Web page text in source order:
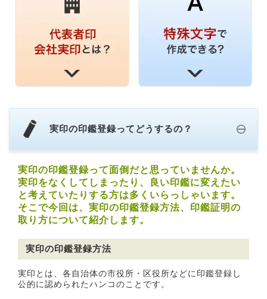
実印の印鑑登録ってどうするの？
実印の印鑑登録って面倒だと思っていませんか。
実印をなくしてしまったり、良い印鑑に変えたい
と考えていたりする方は多くいらっしゃいます。
そこで今回は、実印の印鑑登録方法、印鑑証明の
取り方について紹介します。
実印の印鑑登録方法
実印とは、各自治体の市役所・区役所などに印鑑登録し
公的に認められたハンコのことです。